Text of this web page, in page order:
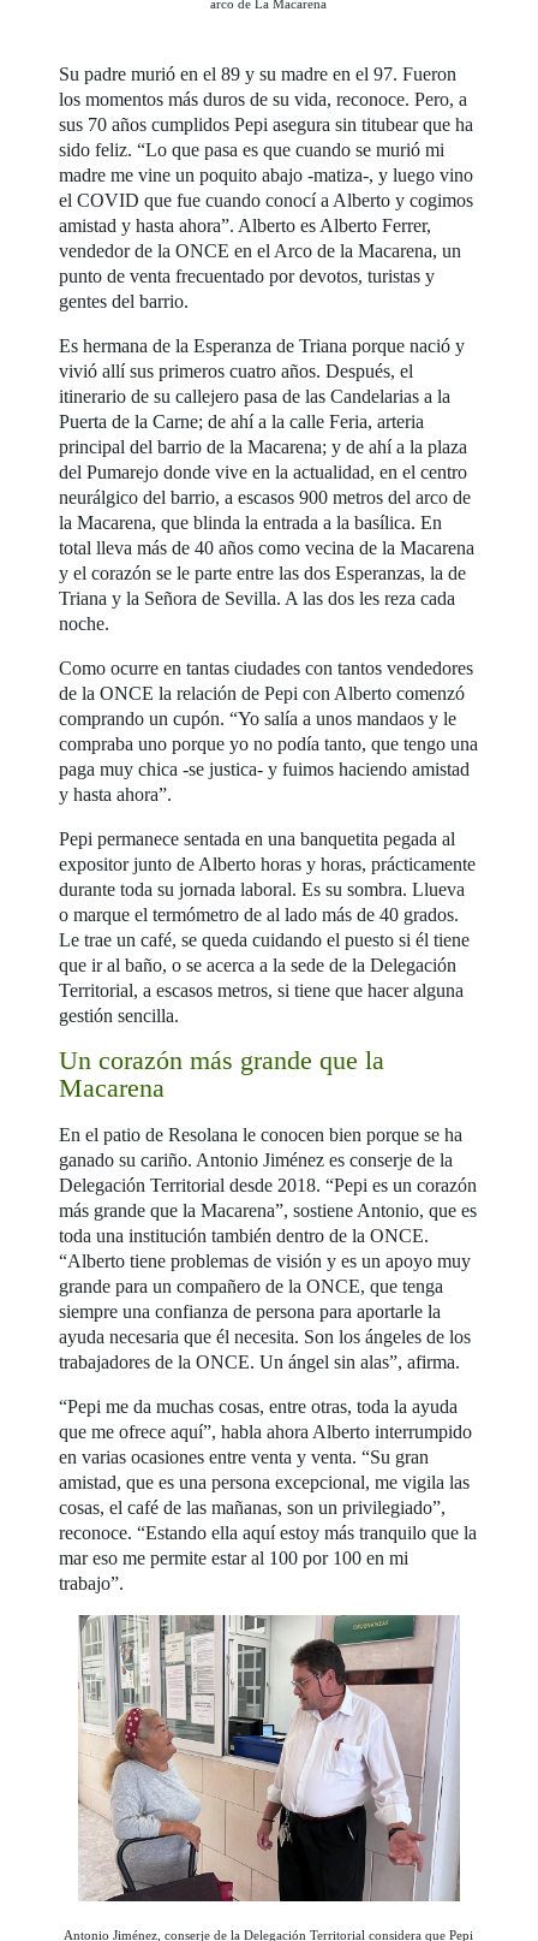
arco de La Macarena
Su padre murió en el 89 y su madre en el 97. Fueron
los momentos más duros de su vida, reconoce. Pero, a
sus 70 años cumplidos Pepi asegura sin titubear que ha
sido feliz. “Lo que pasa es que cuando se murió mi
madre me vine un poquito abajo -matiza-, y luego vino
el COVID que fue cuando conocí a Alberto y cogimos
amistad y hasta ahora”. Alberto es Alberto Ferrer,
vendedor de la ONCE en el Arco de la Macarena, un
punto de venta frecuentado por devotos, turistas y
gentes del barrio.
Es hermana de la Esperanza de Triana porque nació y
vivió allí sus primeros cuatro años. Después, el
itinerario de su callejero pasa de las Candelarias a la
Puerta de la Carne; de ahí a la calle Feria, arteria
principal del barrio de la Macarena; y de ahí a la plaza
del Pumarejo donde vive en la actualidad, en el centro
neurálgico del barrio, a escasos 900 metros del arco de
la Macarena, que blinda la entrada a la basílica. En
total lleva más de 40 años como vecina de la Macarena
y el corazón se le parte entre las dos Esperanzas, la de
Triana y la Señora de Sevilla. A las dos les reza cada
noche.
Como ocurre en tantas ciudades con tantos vendedores
de la ONCE la relación de Pepi con Alberto comenzó
comprando un cupón. “Yo salía a unos mandaos y le
compraba uno porque yo no podía tanto, que tengo una
paga muy chica -se justica- y fuimos haciendo amistad
y hasta ahora”.
Pepi permanece sentada en una banquetita pegada al
expositor junto de Alberto horas y horas, prácticamente
durante toda su jornada laboral. Es su sombra. Llueva
o marque el termómetro de al lado más de 40 grados.
Le trae un café, se queda cuidando el puesto si él tiene
que ir al baño, o se acerca a la sede de la Delegación
Territorial, a escasos metros, si tiene que hacer alguna
gestión sencilla.
Un corazón más grande que la
Macarena
En el patio de Resolana le conocen bien porque se ha
ganado su cariño. Antonio Jiménez es conserje de la
Delegación Territorial desde 2018. “Pepi es un corazón
más grande que la Macarena”, sostiene Antonio, que es
toda una institución también dentro de la ONCE.
“Alberto tiene problemas de visión y es un apoyo muy
grande para un compañero de la ONCE, que tenga
siempre una confianza de persona para aportarle la
ayuda necesaria que él necesita. Son los ángeles de los
trabajadores de la ONCE. Un ángel sin alas”, afirma.
“Pepi me da muchas cosas, entre otras, toda la ayuda
que me ofrece aquí”, habla ahora Alberto interrumpido
en varias ocasiones entre venta y venta. “Su gran
amistad, que es una persona excepcional, me vigila las
cosas, el café de las mañanas, son un privilegiado”,
reconoce. “Estando ella aquí estoy más tranquilo que la
mar eso me permite estar al 100 por 100 en mi
trabajo”.
Antonio Jiménez, conserje de la Delegación Territorial considera que Pepi